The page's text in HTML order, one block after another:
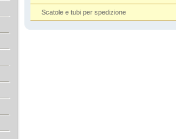
Scatole e tubi per spedizione